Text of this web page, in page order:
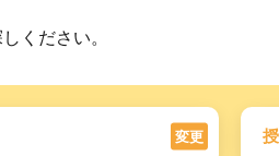
ください。
変更